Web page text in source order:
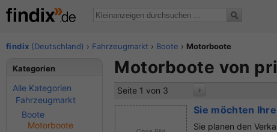
findix (Deutschland) › Fahrzeugmarkt › Boote › Motorboote
Motorboote von
Seite 1 von 3 ›
Sie möchten
Sie planen den
Kategorien
Alle Kategorien
Fahrzeugmarkt
Boote
Motorboote